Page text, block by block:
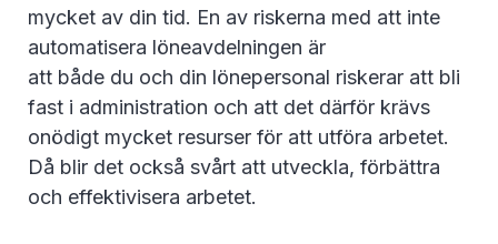
mycket av din tid. En av riskerna med att inte
automatisera löneavdelningen är
att både du och din lönepersonal riskerar att bli
fast i administration och att det därför krävs
onödigt mycket resurser för att utföra arbetet.
Då blir det också svårt att utveckla, förbättra
och effektivisera arbetet.